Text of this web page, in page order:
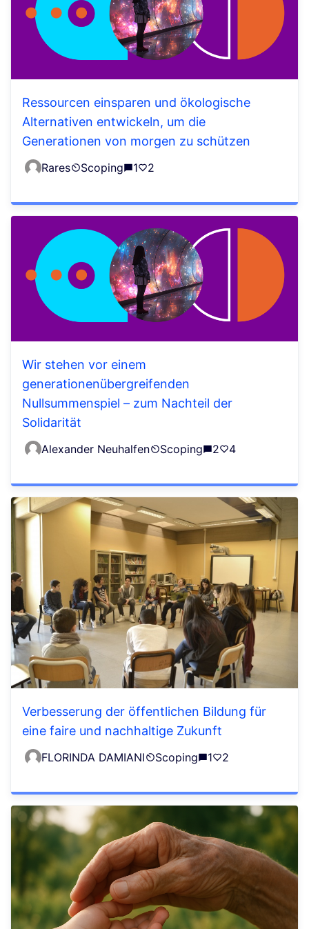
Ressourcen einsparen und ökologische
Alternativen entwickeln, um die
Generationen von morgen zu schützen
Rares Scoping 1 2
Wir stehen vor einem
generationenübergreifenden
Nullsummenspiel – zum Nachteil der
Solidarität
Alexander Neuhalfen Scoping 2 4
Verbesserung der öffentlichen Bildung für
eine faire und nachhaltige Zukunft
FLORINDA DAMIANI Scoping 1 2